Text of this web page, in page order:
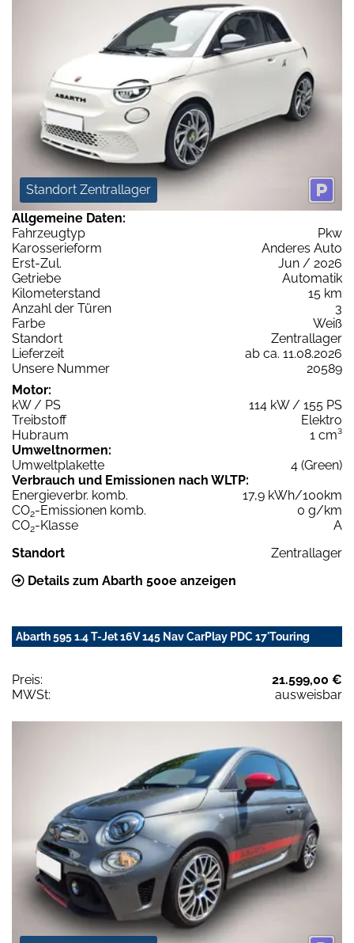
Standort Zentrallager
Allgemeine Daten:
Fahrzeugtyp
Pkw
Karosserieform
Anderes Auto
Erst-Zul.
Jun / 2026
Getriebe
Automatik
Kilometerstand
15 km
Anzahl der Türen
3
Farbe
Weiß
Standort
Zentrallager
Lieferzeit
ab ca. 11.08.2026
Unsere Nummer
20589
Motor:
kW / PS
114 kW / 155 PS
Treibstoff
Elektro
Hubraum
1 cm³
Umweltnormen:
Umweltplakette
4 (Green)
Verbrauch und Emissionen nach WLTP:
Energieverbr. komb.
17,9 kWh/100km
CO2-Emissionen komb.
0 g/km
CO2-Klasse
A
Standort
Zentrallager
Details zum Abarth 500e anzeigen
Abarth 595 1.4 T-Jet 16V 145 Nav CarPlay PDC 17'Touring
Preis:
21.599,00 €
MWSt:
ausweisbar